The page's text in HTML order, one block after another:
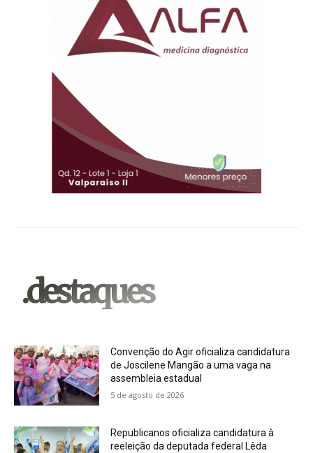
.destaques
Convenção do Agir oficializa candidatura
de Joscilene Mangão a uma vaga na
assembleia estadual
5 de agosto de 2026
Republicanos oficializa candidatura à
reeleição da deputada federal Lêda